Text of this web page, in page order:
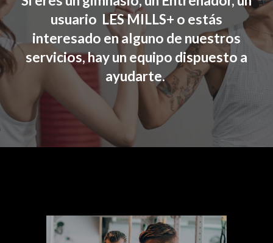
usuario LES MILLS+ o estás
interesado en alguno de nuestros
servicios, hay un equipo dispuesto a
ayudarte.